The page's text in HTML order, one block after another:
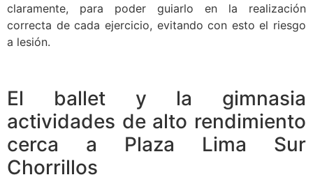
claramente, para poder guiarlo en la realización
correcta de cada ejercicio, evitando con esto el riesgo
a lesión.
El ballet y la gimnasia
actividades de alto rendimiento
cerca a Plaza Lima Sur
Chorrillos